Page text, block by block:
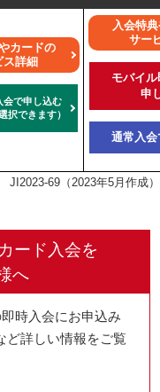
カードの
ス詳細
会で申し込む
択できます）
入会特
サー
モバイ
申
通常入
JI2023-69（2023年5月作成）
ード入会を
へ
時入会にお申込み
ど詳しい情報をご覧